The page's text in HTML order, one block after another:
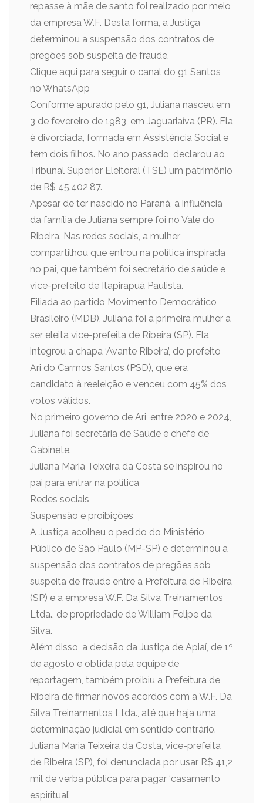
repasse à mãe de santo foi realizado por meio
da empresa W.F. Desta forma, a Justiça
determinou a suspensão dos contratos de
pregões sob suspeita de fraude.
Clique aqui para seguir o canal do g1 Santos
no WhatsApp
Conforme apurado pelo g1, Juliana nasceu em
3 de fevereiro de 1983, em Jaguariaíva (PR). Ela
é divorciada, formada em Assistência Social e
tem dois filhos. No ano passado, declarou ao
Tribunal Superior Eleitoral (TSE) um patrimônio
de R$ 45.402,87.
Apesar de ter nascido no Paraná, a influência
da família de Juliana sempre foi no Vale do
Ribeira. Nas redes sociais, a mulher
compartilhou que entrou na política inspirada
no pai, que também foi secretário de saúde e
vice-prefeito de Itapirapuã Paulista.
Filiada ao partido Movimento Democrático
Brasileiro (MDB), Juliana foi a primeira mulher a
ser eleita vice-prefeita de Ribeira (SP). Ela
integrou a chapa ‘Avante Ribeira’, do prefeito
Ari do Carmos Santos (PSD), que era
candidato à reeleição e venceu com 45% dos
votos válidos.
No primeiro governo de Ari, entre 2020 e 2024,
Juliana foi secretária de Saúde e chefe de
Gabinete.
Juliana Maria Teixeira da Costa se inspirou no
pai para entrar na política
Redes sociais
Suspensão e proibições
A Justiça acolheu o pedido do Ministério
Público de São Paulo (MP-SP) e determinou a
suspensão dos contratos de pregões sob
suspeita de fraude entre a Prefeitura de Ribeira
(SP) e a empresa W.F. Da Silva Treinamentos
Ltda., de propriedade de William Felipe da
Silva.
Além disso, a decisão da Justiça de Apiaí, de 1º
de agosto e obtida pela equipe de
reportagem, também proibiu a Prefeitura de
Ribeira de firmar novos acordos com a W.F. Da
Silva Treinamentos Ltda., até que haja uma
determinação judicial em sentido contrário.
Juliana Maria Teixeira da Costa, vice-prefeita
de Ribeira (SP), foi denunciada por usar R$ 41,2
mil de verba pública para pagar ‘casamento
espiritual’